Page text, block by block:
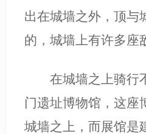
出在城墙之外，顶与
的，城墙上有许多座
在城墙之上骑行
门遗址博物馆，这座
城墙之上，而展馆是